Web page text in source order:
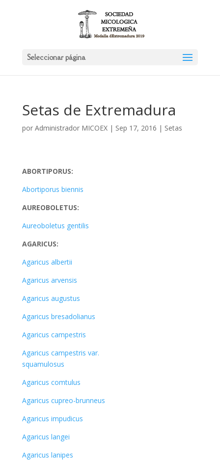
Seleccionar página
Setas de Extremadura
por Administrador MICOEX| Sep 17, 2016 | Setas
ABORTIPORUS:
Abortiporus biennis
AUREOBOLETUS:
Aureoboletus gentilis
AGARICUS:
Agaricus albertii
Agaricus arvensis
Agaricus augustus
Agaricus bresadolianus
Agaricus campestris
Agaricus campestris var.
squamulosus
Agaricus comtulus
Agaricus cupreo-brunneus
Agaricus impudicus
Agaricus langei
Agaricus lanipes